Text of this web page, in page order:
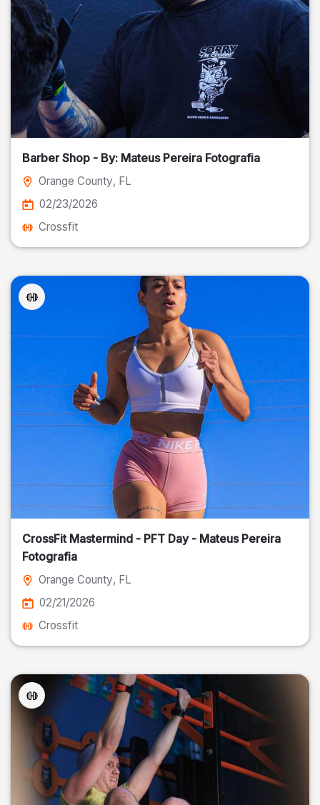
Barber Shop - By: Mateus Pereira Fotografia
Orange County, FL
02/23/2026
Crossfit
CrossFit Mastermind - PFT Day - Mateus Pereira
Fotografia
Orange County, FL
02/21/2026
Crossfit